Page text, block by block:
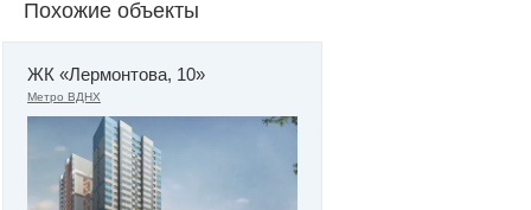
Похожие объекты
ЖК «Лермонтова, 10»
Метро ВДНХ